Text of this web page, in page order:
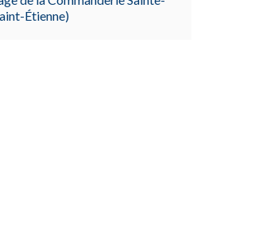
Étienne)